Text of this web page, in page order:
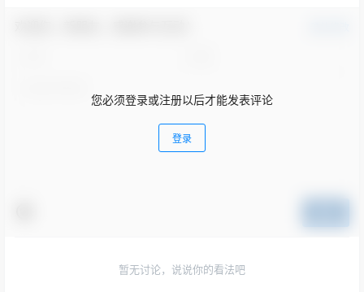
您必须登录或注册以后才能发表评论
登录
暂无讨论，说说你的看法吧